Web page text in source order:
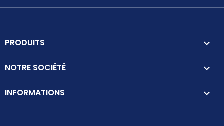
PRODUITS 
NOTRE SOCIÉTÉ 
INFORMATIONS keyboard_arrow_down